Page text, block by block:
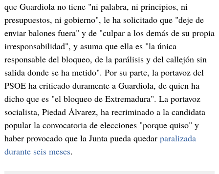
que Guardiola no tiene "ni palabra, ni principios, ni
presupuestos, ni gobierno", le ha solicitado que "deje de
enviar balones fuera" y de "culpar a los demás de su propia
irresponsabilidad", y asuma que ella es "la única
responsable del bloqueo, de la parálisis y del callejón sin
salida donde se ha metido". Por su parte, la portavoz del
PSOE ha criticado duramente a Guardiola, de quien ha
dicho que es "el bloqueo de Extremadura". La portavoz
socialista, Piedad Álvarez, ha recriminado a la candidata
popular la convocatoria de elecciones "porque quiso" y
haber provocado que la Junta pueda quedar paralizada
durante seis meses.